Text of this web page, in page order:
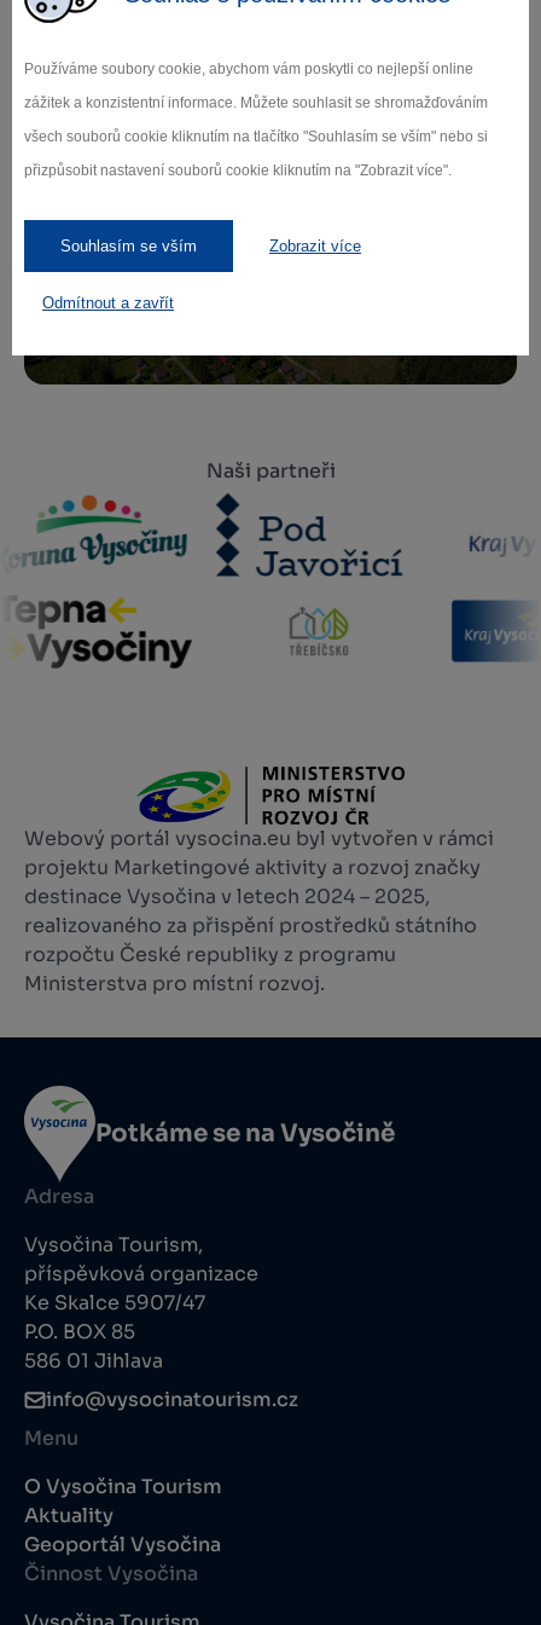
Používáme soubory cookie, abychom vám poskytli co nejlepší online
zážitek a konzistentní informace. Můžete souhlasit se shromažďováním
všech souborů cookie kliknutím na tlačítko "Souhlasím se vším" nebo si
přizpůsobit nastavení souborů cookie kliknutím na "Zobrazit více".
Souhlasím se vším Zobrazit více
Odmítnout a zavřít
Zamilujte si Vysočinu
Přihlaste se k odběru našeho newsletteru
Záleží nám na ochraně osobních údajů.
Naši partneři
Webový portál vysocina.eu byl vytvořen v rámci
projektu Marketingové aktivity a rozvoj značky
destinace Vysočina v letech 2024 – 2025,
realizovaného za přispění prostředků státního
rozpočtu České republiky z programu
Ministerstva pro místní rozvoj.
Potkáme se na Vysočině
Adresa
Vysočina Tourism,
příspěvková organizace
Ke Skalce 5907/47
P.O. BOX 85
586 01 Jihlava
info@vysocinatourism.cz
Menu
O Vysočina Tourism
Aktuality
Geoportál Vysočina
Činnost Vysočina